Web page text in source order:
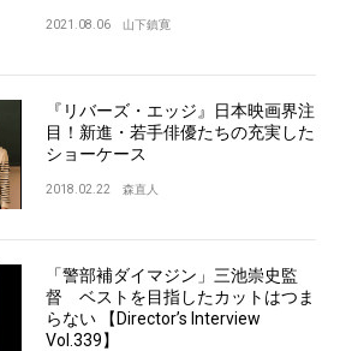
2021.08.06 山下鎮寛
『リバーズ・エッジ』日本映画界注
目！新進・若手俳優たちの充実した
ショーケース
2018.02.22 森直人
「警部補ダイマジン」三池崇史監
督 ベストを目指したカットはつま
らない 【Director’s Interview
Vol.339】